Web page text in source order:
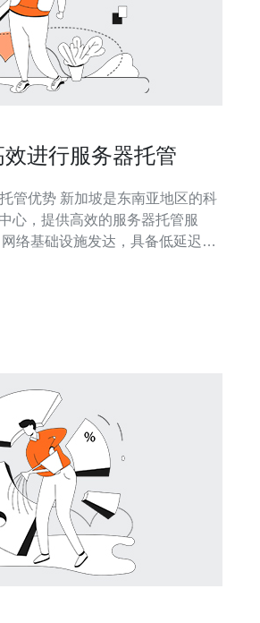
进行服务器托管
南亚地区的科
心，提供高效的服务器托管服
多其他国家。 此外，新加